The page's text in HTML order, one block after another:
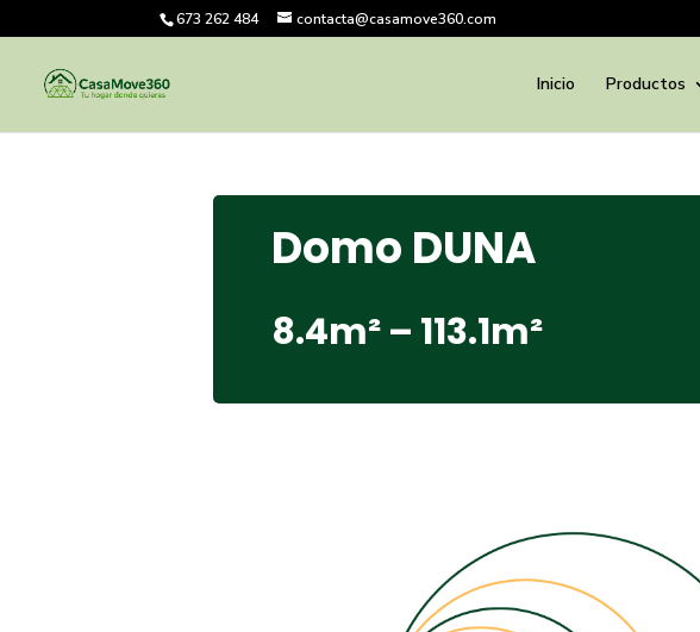
673 262 484 contacta@casamove360.com
Inicio Productos
Domo DUNA
8.4m² – 113.1m²